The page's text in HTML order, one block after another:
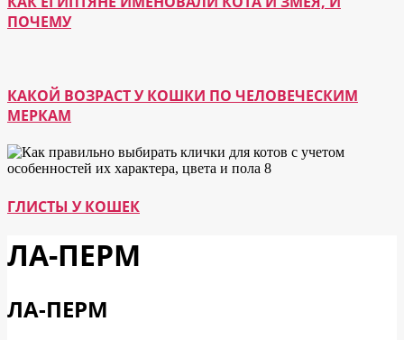
ПОЧЕМУ
КАКОЙ ВОЗРАСТ У КОШКИ ПО ЧЕЛОВЕЧЕСКИМ
МЕРКАМ
ГЛИСТЫ У КОШЕК
ЛА-ПЕРМ
ЛА-ПЕРМ